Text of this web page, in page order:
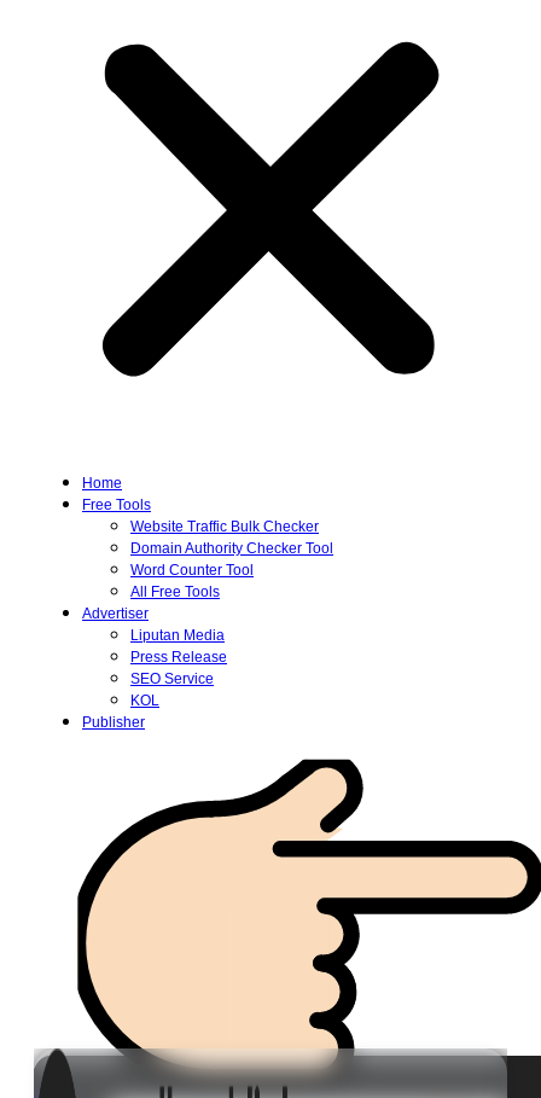
Home
Free Tools
Website Traffic Bulk Checker
Domain Authority Checker Tool
Word Counter Tool
All Free Tools
Advertiser
Liputan Media
Press Release
SEO Service
KOL
Publisher